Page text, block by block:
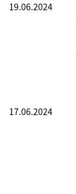
19.06.2024
17.06.2024